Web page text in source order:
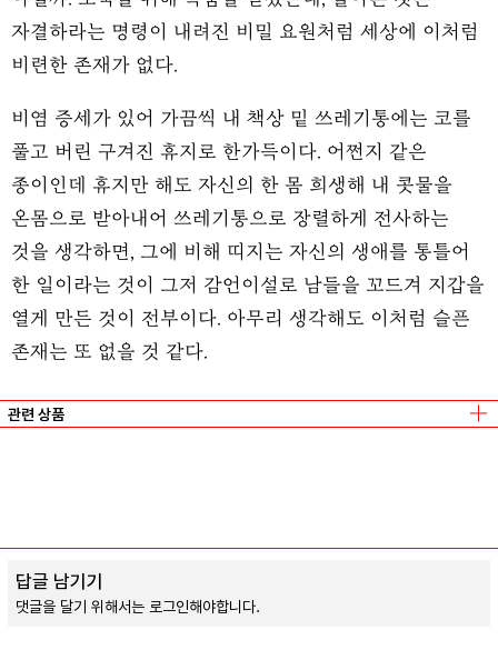
자결하라는 명령이 내려진 비밀 요원처럼 세상에 이처럼
비련한 존재가 없다.
비염 증세가 있어 가끔씩 내 책상 밑 쓰레기통에는 코를
풀고 버린 구겨진 휴지로 한가득이다. 어쩐지 같은
종이인데 휴지만 해도 자신의 한 몸 희생해 내 콧물을
온몸으로 받아내어 쓰레기통으로 장렬하게 전사하는
것을 생각하면, 그에 비해 띠지는 자신의 생애를 통틀어
한 일이라는 것이 그저 감언이설로 남들을 꼬드겨 지갑을
열게 만든 것이 전부이다. 아무리 생각해도 이처럼 슬픈
존재는 또 없을 것 같다.
관련 상품
답글 남기기
댓글을 달기 위해서는 로그인해야합니다.